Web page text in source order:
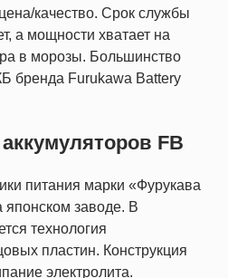
качество. Срок службы
а мощности хватает на
в морозы. Большинство
бренда Furukawa Battery
FB
питания марки «Фурукава
японском заводе. В
технология
пластин. Конструкция
электролита.